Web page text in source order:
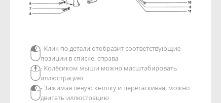
- Клик по детали отобразит соответствующие
позиции в списке, справа
- Колёсиком мыши можно масштабировать
иллюстрацию
- Зажимая левую кнопку и перетаскивая, можно
двигать иллюстрацию